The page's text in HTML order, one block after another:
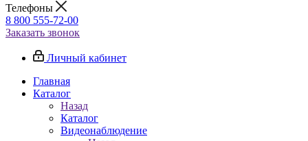
Телефоны
8 800 555-72-00
Заказать звонок
Личный кабинет
Главная
Каталог
Назад
Каталог
Видеонаблюдение